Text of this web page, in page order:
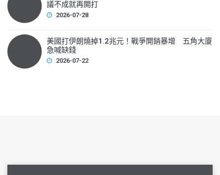
議不成就再開打
2026-07-28
美國打伊朗燒掉1.2兆元！戰爭開銷暴增 五角大廈
急喊缺錢
2026-07-22